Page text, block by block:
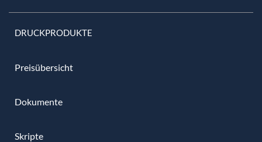
DRUCKPRODUKTE
Preisübersicht
Dokumente
Skripte